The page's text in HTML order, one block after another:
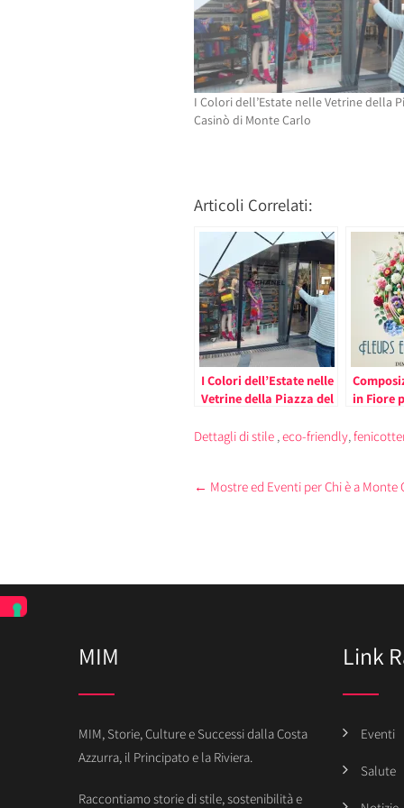
I Colori dell’Estate nelle Vetrine della
Casinò di Monte Carlo
Articoli Correlati:
I Colori dell’Estate nelle
Vetrine della Piazza del
in Fiore
Dettagli di stile ,eco-friendly,
Post
← Mostre ed Eventi per Chi è a Monte
MIM
MIM, Storie, Culture e Successi dalla Costa
Azzurra, il Principato e la Riviera.
Raccontiamo storie di stile, sostenibilità e
Link
Eventi
Salute